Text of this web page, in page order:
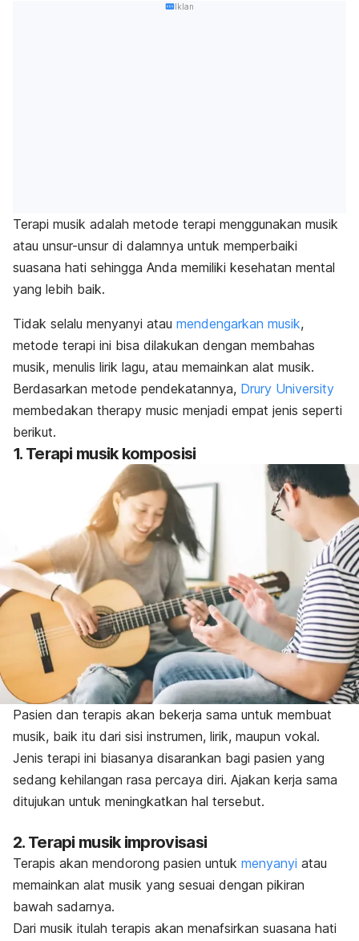
Iklan
Terapi musik adalah metode terapi menggunakan musik
atau unsur-unsur di dalamnya untuk memperbaiki
suasana hati sehingga Anda memiliki kesehatan mental
yang lebih baik.
Tidak selalu menyanyi atau mendengarkan musik,
metode terapi ini bisa dilakukan dengan membahas
musik, menulis lirik lagu, atau memainkan alat musik.
Berdasarkan metode pendekatannya, Drury University
membedakan therapy music menjadi empat jenis seperti
berikut.
1. Terapi musik komposisi
Pasien dan terapis akan bekerja sama untuk membuat
musik, baik itu dari sisi instrumen, lirik, maupun vokal.
Jenis terapi ini biasanya disarankan bagi pasien yang
sedang kehilangan rasa percaya diri. Ajakan kerja sama
ditujukan untuk meningkatkan hal tersebut.
2. Terapi musik improvisasi
Terapis akan mendorong pasien untuk menyanyi atau
memainkan alat musik yang sesuai dengan pikiran
bawah sadarnya.
Dari musik itulah terapis akan menafsirkan suasana hati